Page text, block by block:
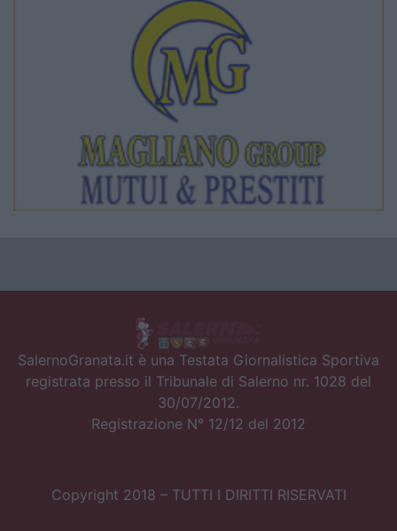
SalernoGranata.it è una Testata Giornalistica Sportiva
registrata presso il Tribunale di Salerno nr. 1028 del
30/07/2012.
Registrazione N° 12/12 del 2012
Copyright 2018 – TUTTI I DIRITTI RISERVATI